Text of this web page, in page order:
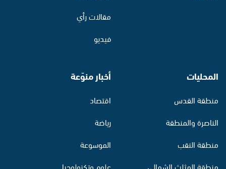
مقالات رأي
فيديو
المحليات
منطقة القدس
الناصرة والمنطقة
منطقة النقب
أخبار منوّعة
اقتصاد
رياضة
الموسوعة